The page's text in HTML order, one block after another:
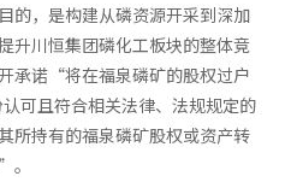
的，是构建从磷资源开采到深加
升川恒集团磷化工板块的整体竞
承诺“将在福泉磷矿的股权过户
可且符合相关法律、法规规定的
所持有的福泉磷矿股权或资产转